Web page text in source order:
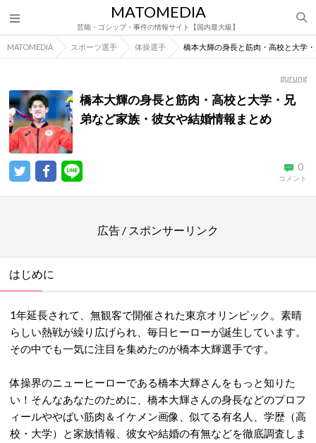
MATOMEDIA
芸能・ゴシップ・事件の情報サイト【国内最大級】
MATOMEDIA スポーツ選手 体操選手 橋本大輝の身長と筋肉・高校と大学
gurung
橋本大輝の身長と筋肉・高校と大学・兄
弟など家族・彼女や結婚情報まとめ
0
コメント
広告 / スポンサーリンク
はじめに
1年延長されて、無観客で開催された東京オリンピック。素晴
らしい熱戦が繰り広げられ、毎日ヒーローが誕生しています。
その中でも一気に注目を集めたのが橋本大輝選手です。
体操界のニューヒーローである橋本大輝さんをもっと知りた
い！そんなあなたのために、橋本大輝さんの身長などのプロフ
ィールややばい筋肉＆イケメン画像、似てる有名人、学歴（高
校・大学）と家族情報、彼女や結婚の有無などを徹底調査しま